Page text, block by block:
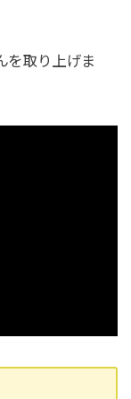
を取り上げま